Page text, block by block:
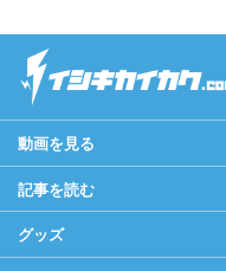
動画を見る
記事を読む
グッズ